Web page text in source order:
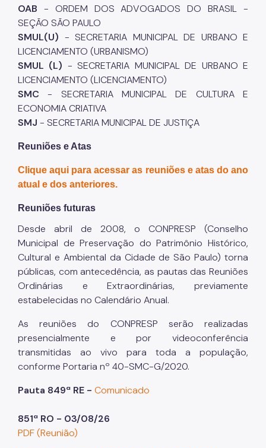
OAB - ORDEM DOS ADVOGADOS DO BRASIL -
SEÇÃO SÃO PAULO
SMUL(U) - SECRETARIA MUNICIPAL DE URBANO E
LICENCIAMENTO (URBANISMO)
SMUL (L) - SECRETARIA MUNICIPAL DE URBANO E
LICENCIAMENTO (LICENCIAMENTO)
SMC - SECRETARIA MUNICIPAL DE CULTURA E
ECONOMIA CRIATIVA
SMJ - SECRETARIA MUNICIPAL DE JUSTIÇA
Reuniões e Atas
Clique aqui para acessar as reuniões e atas do ano
atual e dos anteriores.
Reuniões futuras
Desde abril de 2008, o CONPRESP (Conselho
Municipal de Preservação do Patrimônio Histórico,
Cultural e Ambiental da Cidade de São Paulo) torna
públicas, com antecedência, as pautas das Reuniões
Ordinárias e Extraordinárias, previamente
estabelecidas no Calendário Anual.
As reuniões do CONPRESP serão realizadas
presencialmente e por videoconferência
transmitidas ao vivo para toda a população,
conforme Portaria nº 40-SMC-G/2020.
Pauta 849ª RE - Comunicado
851ª RO - 03/08/26
PDF (Reunião)